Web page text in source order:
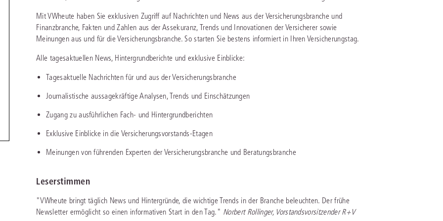
Finden Sie Lösungen und Inhalte, die zu Ihrem Fachgebiet passen.
Arbeitsrecht
Außenwirtschaftsrecht
Bankrecht
Compliance
Datenschutzrecht
Erbrecht
Familienrecht
Handels- und Gesellschaftsrecht
Insolvenzrecht
IT-und Medienrecht
Notare
Öffentliches Dienstrecht
Öffentliches Recht
Sozialrecht
Steuerrecht
Strafrecht
Unternehmensjuristen
Versicherungsrecht
Wettbewerbs- und
JURIS BUSINESS
Praxisnah und intuitiv: Schutz vor rechtlichen
Risikenfür Unternehmen, Institutionen
und Steuerberater
JURIS AKADEMIE
Fortbildungenfür Fachanwälte
für eine erste Produktempfehlung.
Vereine und Verbände
Unternehmen
Referendariat
Studium und Hochschule
WEITERE SERVICES
Downloads
Veranstaltungen
juris PraxisReporte
(Mo-Fr 8-18 Uhr).
Mit VWheute haben Sie exklusiven Zugriff auf Nachrichten und News aus der Versicherungsbranche und
Finanzbranche, Fakten und Zahlen aus der Assekuranz, Trends und Innovationen der Versicherer sowie
Meinungen aus und für die Versicherungsbranche. So starten Sie bestens informiert in Ihren Versicherungstag.
Alle tagesaktuellen News, Hintergrundberichte und exklusive Einblicke:
Tagesaktuelle Nachrichten für und aus der Versicherungsbranche
Journalistische aussagekräftige Analysen, Trends und Einschätzungen
Zugang zu ausführlichen Fach- und Hintergrundberichten
Exklusive Einblicke in die Versicherungsvorstands-Etagen
Meinungen von führenden Experten der Versicherungsbranche und Beratungsbranche
Leserstimmen
"VWheute bringt täglich News und Hintergründe, die wichtige Trends in der Branche beleuchten. Der frühe
Newsletter ermöglicht so einen informativen Start in den Tag." Norbert Rollinger, Vorstandsvorsitzender R+V